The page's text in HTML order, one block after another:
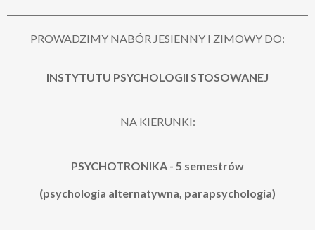
PROWADZIMY NABÓR JESIENNY I ZIMOWY DO:
INSTYTUTU PSYCHOLOGII STOSOWANEJ
NA KIERUNKI:
PSYCHOTRONIKA - 5 semestrów
(psychologia alternatywna, parapsychologia)